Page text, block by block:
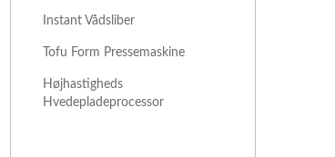
Instant Vådsliber
Tofu Form Pressemaskine
Højhastigheds
Hvedepladeprocessor